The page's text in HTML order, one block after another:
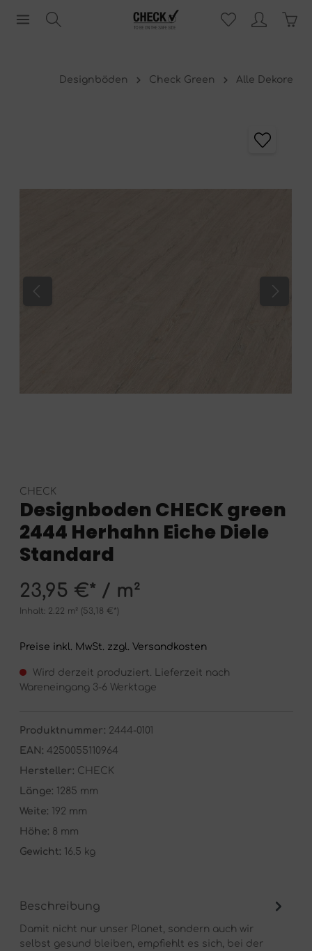
Designböden Check Green Alle Dekore
CHECK
Designboden CHECK green
2444 Herhahn Eiche Diele
Standard
23,95 €* / m²
Inhalt: 2.22 m² (53,18 €*)
Preise inkl. MwSt. zzgl. Versandkosten
Wird derzeit produziert. Lieferzeit nach
Wareneingang 3-6 Werktage
Produktnummer: 2444-0101
EAN: 4250055110964
Hersteller: CHECK
Länge: 1285 mm
Weite: 192 mm
Höhe: 8 mm
Gewicht: 16.5 kg
Beschreibung
Damit nicht nur unser Planet, sondern auch wir
selbst gesund bleiben, empfiehlt es sich, bei der